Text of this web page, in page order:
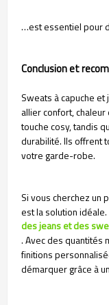
…est essentiel pour
Conclusion et
Sweats à capuche
allier confort,
touche cosy, tandis
durabilité. Ils offrent
votre garde-robe.
Si vous cherchez un
est la solution
. Avec des quantités
finitions
démarquer grâce à